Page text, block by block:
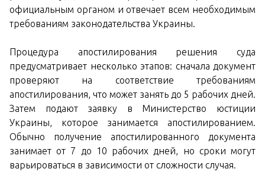
официальным органом и отвечает всем необходимым
требованиям законодательства Украины.
Процедура апостилирования решения суда
предусматривает несколько этапов: сначала документ
проверяют на соответствие требованиям
апостилирования, что может занять до 5 рабочих дней.
Затем подают заявку в Министерство юстиции
Украины, которое занимается апостилированием.
Обычно получение апостилированного документа
занимает от 7 до 10 рабочих дней, но сроки могут
варьироваться в зависимости от сложности случая.